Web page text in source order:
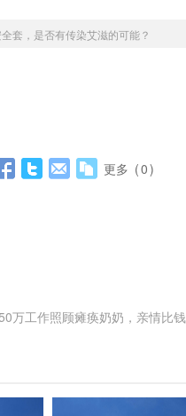
套，是否有传染艾滋的可能？
更多 (0)
万工作照顾瘫痪奶奶，亲情比钱